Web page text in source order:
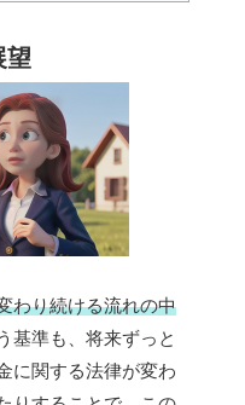
望
わり続ける流れの中
基準も、将来ずっと
に関する法律が変わ